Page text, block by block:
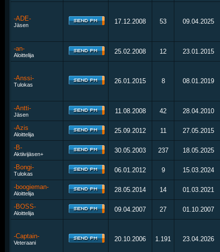
-ADE-
Jäsen 17.12.2008 53 09.04.2025
-an-
Aloittelija 25.02.2008 12 23.01.2015
-Anssi-
Tulokas 26.01.2015 8 08.01.2019
-Antti-
Jäsen 11.08.2008 42 28.04.2010
-Azis
Aloittelija 25.09.2012 11 27.05.2015
-B-
Aktiivijäsen+ 30.05.2003 237 18.05.2025
-Bongi-
Tulokas 06.01.2012 9 15.03.2024
-boogieman-
Aloittelija 28.05.2014 14 01.03.2021
-BOSS-
Aloittelija 09.04.2007 27 01.10.2007
-Captain-
Veteraani 20.10.2006 1.191 23.04.2026